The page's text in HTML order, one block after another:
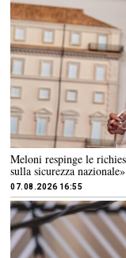
Meloni respinge le
sulla sicurezza nazionale»
07.08.2026 16:55